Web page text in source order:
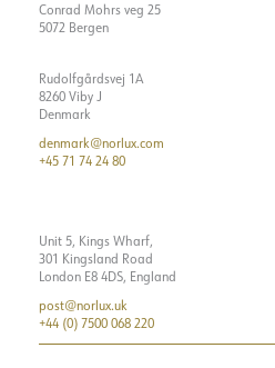
Conrad Mohrs veg 25
5072 Bergen
Rudolfgårdsvej 1A
8260 Viby J
Denmark
denmark@norlux.com
+45 71 74 24 80
Unit 5, Kings Wharf,
301 Kingsland Road
London E8 4DS, England
post@norlux.uk
+44 (0) 7500 068 220